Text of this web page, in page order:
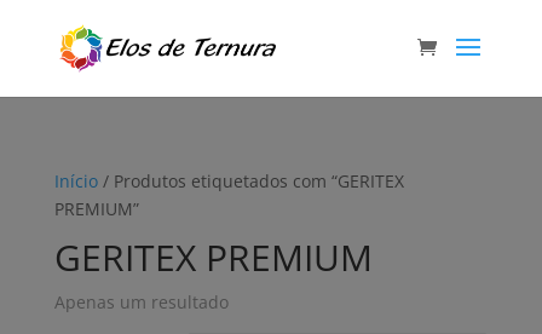
Início/ Produtos etiquetados com “GERITEX
PREMIUM”
GERITEX PREMIUM
Apenas um resultado